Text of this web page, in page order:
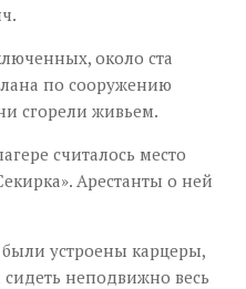
около ста
по сооружению
сгорели живьем.
считалось место
Арестанты о ней
устроены карцеры,
неподвижно весь